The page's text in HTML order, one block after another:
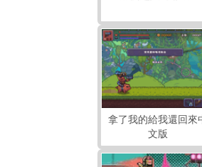
拿了我的給我還回來
文版